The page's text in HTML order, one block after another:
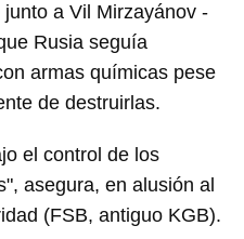
primero has de
de 14ymedio.
CANCELAR
a Vil Mirzayánov -
Rusia seguía
armas químicas pese
de destruirlas.
el control de los
asegura, en alusión al
(FSB, antiguo KGB).